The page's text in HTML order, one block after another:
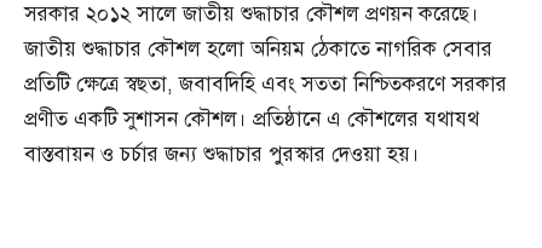
সরকার ২০১২ সালে জাতীয় শুদ্ধাচার কৌশল প্রণয়ন করেছে।
জাতীয় শুদ্ধাচার কৌশল হলো অনিয়ম ঠেকাতে নাগরিক সেবার
প্রতিটি ক্ষেত্রে স্বছতা, জবাবদিহি এবং সততা নিশ্চিতকরণে সরকার
প্রণীত একটি সুশাসন কৌশল। প্রতিষ্ঠানে এ কৌশলের যথাযথ
বাস্তবায়ন ও চর্চার জন্য শুদ্ধাচার পুরস্কার দেওয়া হয়।